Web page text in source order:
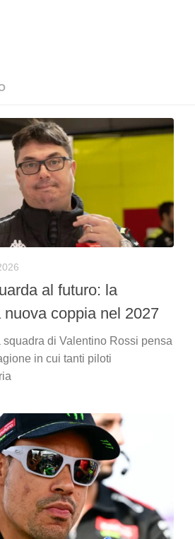
al futuro: la
coppia nel 2027
squadra di Valentino Rossi pensa
in cui tanti piloti